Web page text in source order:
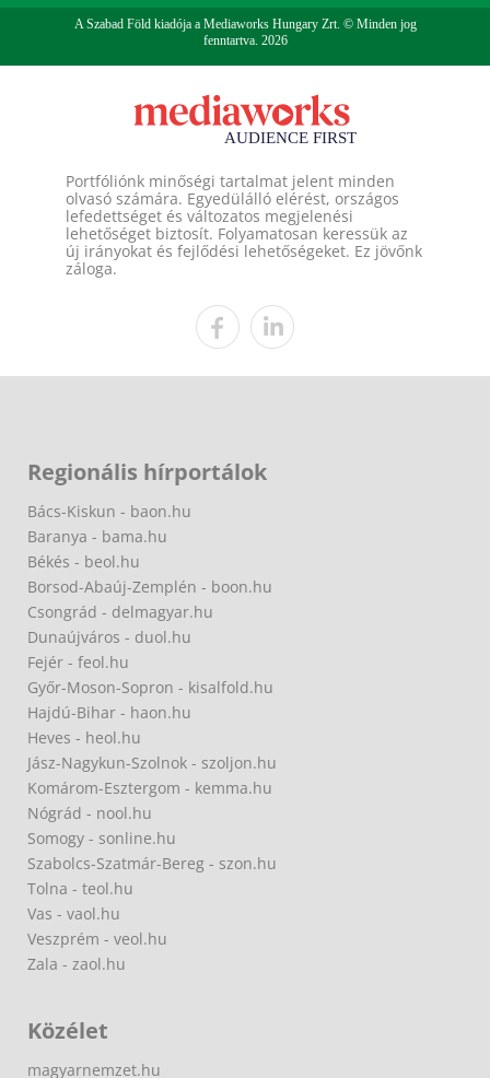
A Szabad Föld kiadója a Mediaworks Hungary Zrt. © Minden jog
fenntartva. 2026
Portfóliónk minőségi tartalmat jelent minden
olvasó számára. Egyedülálló elérést, országos
lefedettséget és változatos megjelenési
lehetőséget biztosít. Folyamatosan keressük az
új irányokat és fejlődési lehetőségeket. Ez jövőnk
záloga.
Regionális hírportálok
Bács-Kiskun - baon.hu
Baranya - bama.hu
Békés - beol.hu
Borsod-Abaúj-Zemplén - boon.hu
Csongrád - delmagyar.hu
Dunaújváros - duol.hu
Fejér - feol.hu
Győr-Moson-Sopron - kisalfold.hu
Hajdú-Bihar - haon.hu
Heves - heol.hu
Jász-Nagykun-Szolnok - szoljon.hu
Komárom-Esztergom - kemma.hu
Nógrád - nool.hu
Somogy - sonline.hu
Szabolcs-Szatmár-Bereg - szon.hu
Tolna - teol.hu
Vas - vaol.hu
Veszprém - veol.hu
Zala - zaol.hu
Közélet
magyarnemzet.hu